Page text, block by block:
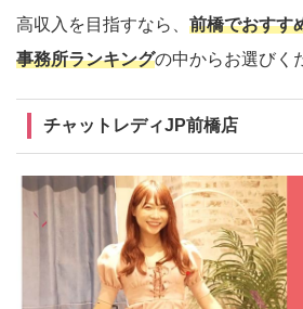
高収入を目指すなら、 前橋でおすす
事務所ランキングの中からお選びく
チャットレディJP前橋店